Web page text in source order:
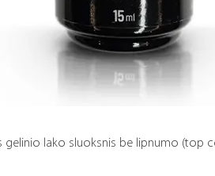
gelinio lako sluoksnis be lipnumo (top